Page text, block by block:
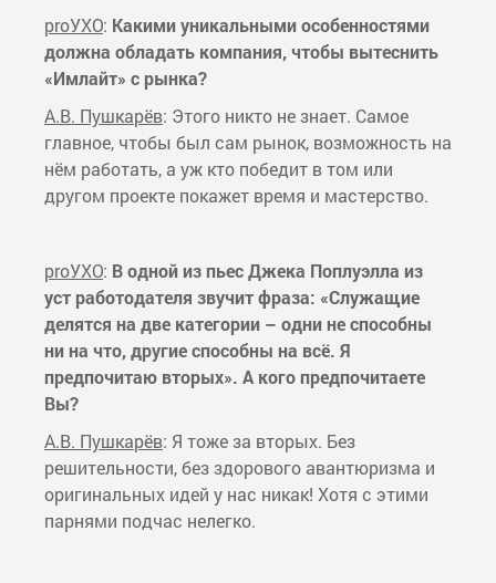
proУХО: Какими уникальными особенностями
должна обладать компания, чтобы вытеснить
«Имлайт» с рынка?
А.В. Пушкарёв: Этого никто не знает. Самое
главное, чтобы был сам рынок, возможность на
нём работать, а уж кто победит в том или
другом проекте покажет время и мастерство.
proУХО: В одной из пьес Джека Поплуэлла из
уст работодателя звучит фраза: «Служащие
делятся на две категории – одни не способны
ни на что, другие способны на всё. Я
предпочитаю вторых». А кого предпочитаете
Вы?
А.В. Пушкарёв: Я тоже за вторых. Без
решительности, без здорового авантюризма и
оригинальных идей у нас никак! Хотя с этими
парнями подчас нелегко.